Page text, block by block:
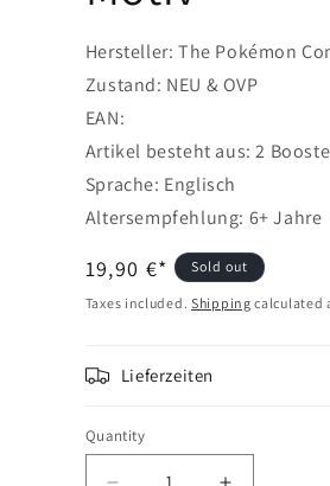
Hersteller: The Pokémon
Zustand: NEU & OVP
EAN:
Artikel besteht aus: 2
Sprache: Englisch
Altersempfehlung: 6+ Jahre
Regular
price
19,90 €* Sold out
Taxes included. Shipping calculated
Lieferzeiten
Quantity